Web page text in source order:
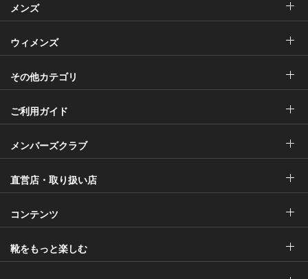
メンズ
ウィメンズ
その他カテゴリ
ご利用ガイド
メンバーズクラブ
直営店・取り扱い店
コンテンツ
靴をもっと楽しむ